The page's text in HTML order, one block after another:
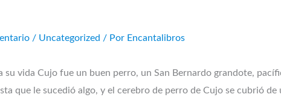
/ Uncategorized / Por Encantalibros
su vida Cujo fue un buen perro, un San Bernardo grandote,
que le sucedió algo, y el cerebro de perro de Cujo se cubrió